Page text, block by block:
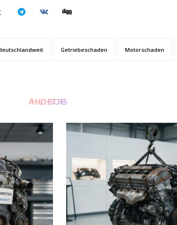
Getriebeschaden Motorschaden
ÄHNLICHE STORIES